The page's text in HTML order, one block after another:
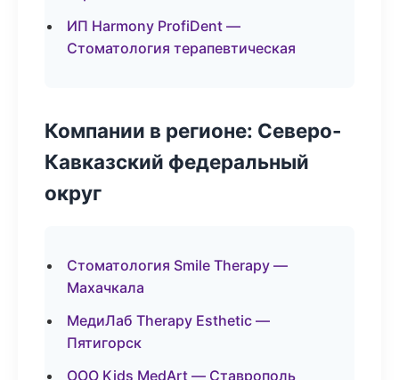
ИП Harmony ProfiDent —
Стоматология терапевтическая
Компании в регионе: Северо-
Кавказский федеральный
округ
Стоматология Smile Therapy —
Махачкала
МедиЛаб Therapy Esthetic —
Пятигорск
ООО Kids MedArt — Ставрополь